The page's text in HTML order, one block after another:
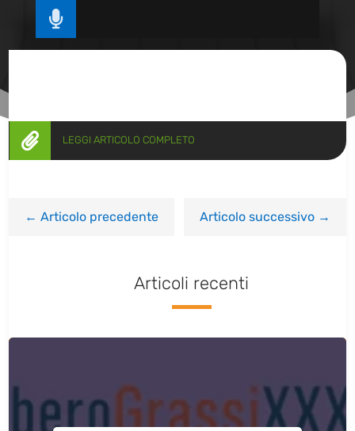

 LEGGI ARTICOLO COMPLETO
←Articolo precedente Articolo successivo→
Articoli recenti